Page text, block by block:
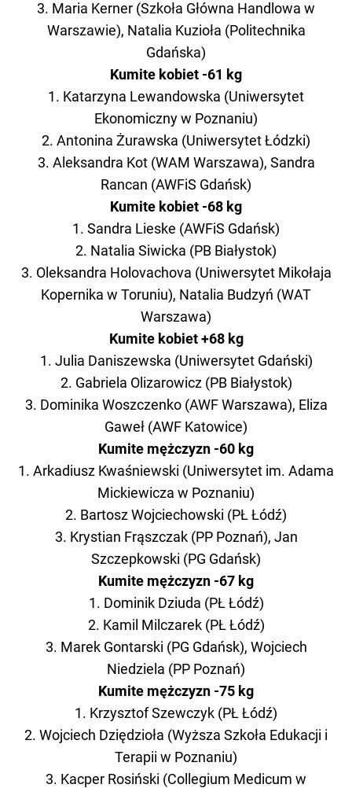
3. Maria Kerner (Szkoła Główna Handlowa w
Warszawie), Natalia Kuzioła (Politechnika
Gdańska)
Kumite kobiet -61 kg
1. Katarzyna Lewandowska (Uniwersytet
Ekonomiczny w Poznaniu)
2. Antonina Żurawska (Uniwersytet Łódzki)
3. Aleksandra Kot (WAM Warszawa), Sandra
Rancan (AWFiS Gdańsk)
Kumite kobiet -68 kg
1. Sandra Lieske (AWFiS Gdańsk)
2. Natalia Siwicka (PB Białystok)
3. Oleksandra Holovachova (Uniwersytet Mikołaja
Kopernika w Toruniu), Natalia Budzyń (WAT
Warszawa)
Kumite kobiet +68 kg
1. Julia Daniszewska (Uniwersytet Gdański)
2. Gabriela Olizarowicz (PB Białystok)
3. Dominika Woszczenko (AWF Warszawa), Eliza
Gaweł (AWF Katowice)
Kumite mężczyzn -60 kg
1. Arkadiusz Kwaśniewski (Uniwersytet im. Adama
Mickiewicza w Poznaniu)
2. Bartosz Wojciechowski (PŁ Łódź)
3. Krystian Frąszczak (PP Poznań), Jan
Szczepkowski (PG Gdańsk)
Kumite mężczyzn -67 kg
1. Dominik Dziuda (PŁ Łódź)
2. Kamil Milczarek (PŁ Łódź)
3. Marek Gontarski (PG Gdańsk), Wojciech
Niedziela (PP Poznań)
Kumite mężczyzn -75 kg
1. Krzysztof Szewczyk (PŁ Łódź)
2. Wojciech Dziędzioła (Wyższa Szkoła Edukacji i
Terapii w Poznaniu)
3. Kacper Rosiński (Collegium Medicum w